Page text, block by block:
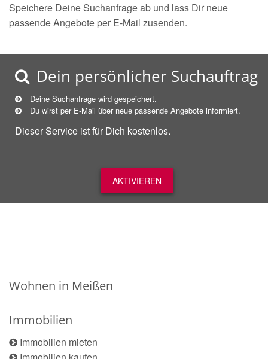
Speichere Deine Suchanfrage ab und lass Dir neue
passende Angebote per E-Mail zusenden.
Dein persönlicher Suchauftrag
Deine Suchanfrage wird gespeichert.
Du wirst per E-Mail über neue passende Angebote informiert.
Dieser Service ist für Dich kostenlos.
AKTIVIEREN
Wohnen in Meißen
Immobilien
Immobilien mieten